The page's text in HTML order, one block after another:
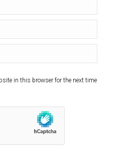
in this browser for the next time